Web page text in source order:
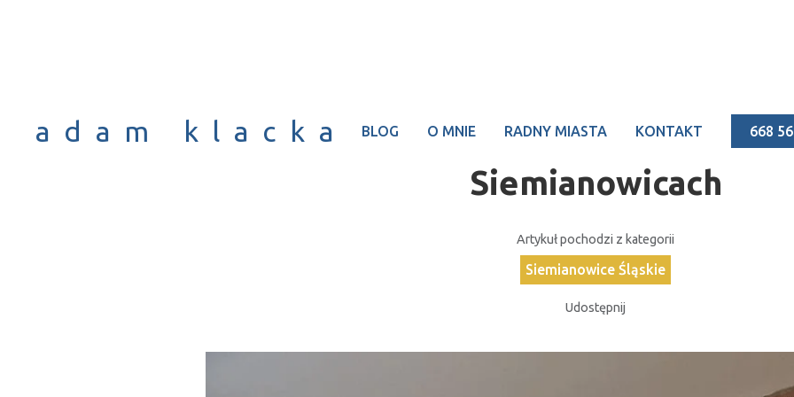
adam klacka BLOG O MNIE RADNY MIASTA KONTAKT 668
Prezydent Rafał Piech wygrywa
Siemianowicach
Artykuł pochodzi z kategorii
Siemianowice Śląskie
Udostępnij